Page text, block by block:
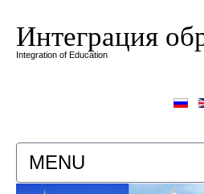
Интеграция
Integration of Education
MENU